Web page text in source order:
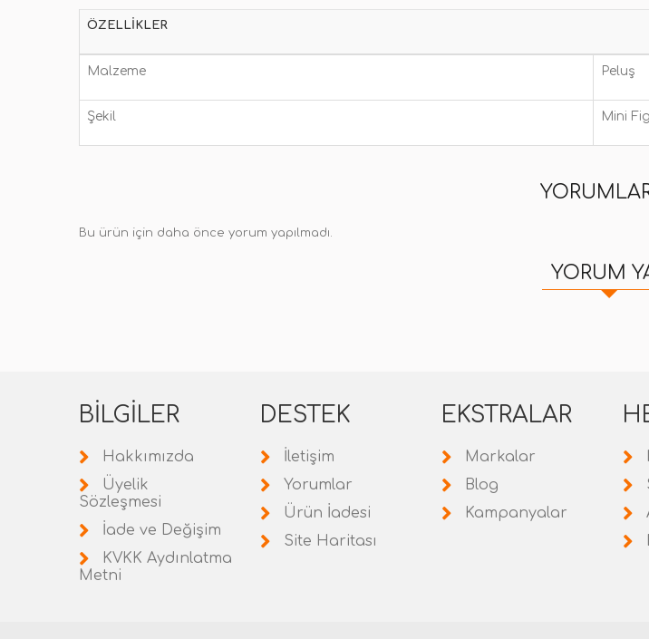
ÖZELLIKLER
Malzeme Peluş
Şekil Mini
Bu ürün için daha önce yorum yapılmadı.
YORUM
BILGILER
Hakkımızda
Üyelik
Sözleşmesi
İade ve Değişim
KVKK Aydınlatma
Metni
DESTEK
İletişim
Yorumlar
Ürün İadesi
Site Haritası
EKSTRALAR
Markalar
Blog
Kampanyalar